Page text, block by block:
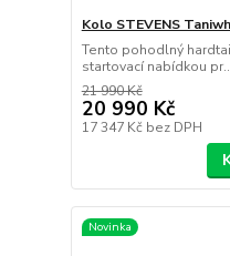
Kolo STEVENS
Tento pohodlný
startovací nabídkou
21 990 Kč
20 990 Kč
17 347 Kč bez DPH
Novinka